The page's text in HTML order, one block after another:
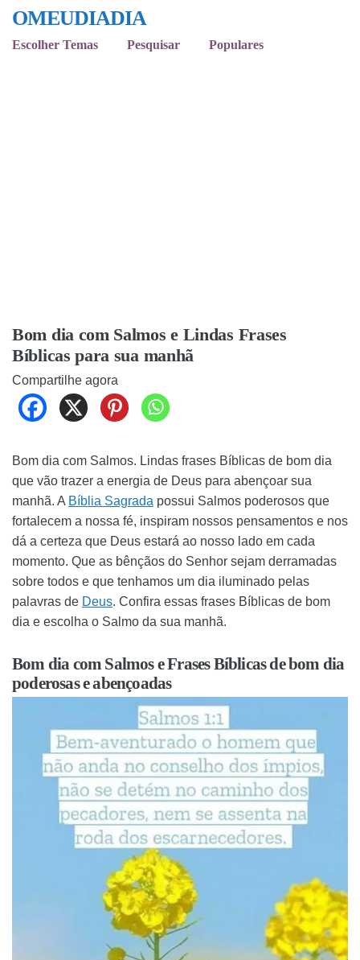
OMEUDIADIA
Escolher Temas Pesquisar Populares
Bom dia com Salmos e Lindas Frases
Bíblicas para sua manhã
Compartilhe agora
Bom dia com Salmos. Lindas frases Bíblicas de bom dia
que vão trazer a energia de Deus para abençoar sua
manhã. A Bíblia Sagrada possui Salmos poderosos que
fortalecem a nossa fé, inspiram nossos pensamentos e nos
dá a certeza que Deus estará ao nosso lado em cada
momento. Que as bênçãos do Senhor sejam derramadas
sobre todos e que tenhamos um dia iluminado pelas
palavras de Deus. Confira essas frases Bíblicas de bom
dia e escolha o Salmo da sua manhã.
Bom dia com Salmos e Frases Bíblicas de bom dia
poderosas e abençoadas